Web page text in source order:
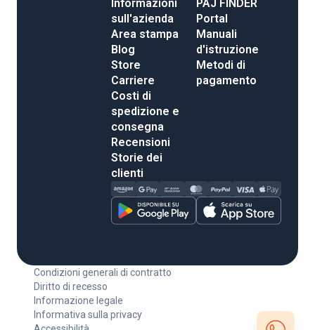
Informazioni
sull'azienda
Area stampa
Blog
Store
Carriere
Costi di
spedizione e
consegna
Recensioni
Storie dei
clienti
PAJ FINDER
Portal
Manuali
d'istruzione
Metodi di
pagamento
Condizioni generali di contratto
Diritto di recesso
Informazione legale
Informativa sulla privacy